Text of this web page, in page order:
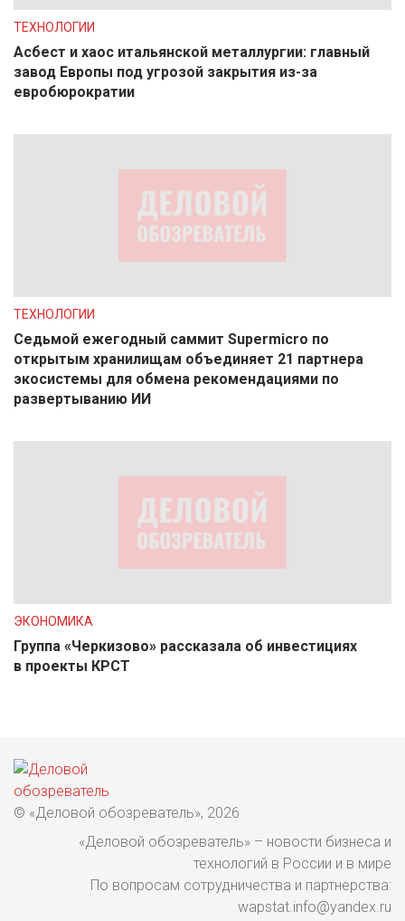
ТЕХНОЛОГИИ
Асбест и хаос итальянской металлургии: главный
завод Европы под угрозой закрытия из-за
евробюрократии
ТЕХНОЛОГИИ
Седьмой ежегодный саммит Supermicro по
открытым хранилищам объединяет 21 партнера
экосистемы для обмена рекомендациями по
развертыванию ИИ
ЭКОНОМИКА
Группа «Черкизово» рассказала об инвестициях
в проекты КРСТ
© «Деловой обозреватель», 2026
«Деловой обозреватель» – новости бизнеса и
технологий в России и в мире
По вопросам сотрудничества и партнерства:
wapstat.info@yandex.ru